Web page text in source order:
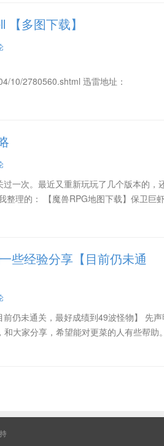
【多图下载】
10/2780560.shtml 迅雷地址：
一次。最近又重新玩玩了几个版本的，
整理的： 【魔兽RPG地图下载】保卫巨
些经验分享【目前仍未通
仍未通关，最好成绩到49波怪物】 先声
大家分享，希望能对更菜的人有些帮助